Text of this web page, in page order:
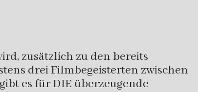
zusätzlich zu den bereits
drei Filmbegeisterten zwischen
es für DIE überzeugende